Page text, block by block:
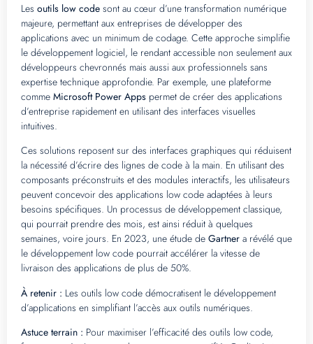
Les outils low code sont au cœur d’une transformation numérique
majeure, permettant aux entreprises de développer des
applications avec un minimum de codage. Cette approche simplifie
le développement logiciel, le rendant accessible non seulement aux
développeurs chevronnés mais aussi aux professionnels sans
expertise technique approfondie. Par exemple, une plateforme
comme Microsoft Power Apps permet de créer des applications
d’entreprise rapidement en utilisant des interfaces visuelles
intuitives.
Ces solutions reposent sur des interfaces graphiques qui réduisent
la nécessité d’écrire des lignes de code à la main. En utilisant des
composants préconstruits et des modules interactifs, les utilisateurs
peuvent concevoir des applications low code adaptées à leurs
besoins spécifiques. Un processus de développement classique,
qui pourrait prendre des mois, est ainsi réduit à quelques
semaines, voire jours. En 2023, une étude de Gartner a révélé que
le développement low code pourrait accélérer la vitesse de
livraison des applications de plus de 50%.
À retenir : Les outils low code démocratisent le développement
d’applications en simplifiant l’accès aux outils numériques.
Astuce terrain : Pour maximiser l’efficacité des outils low code,